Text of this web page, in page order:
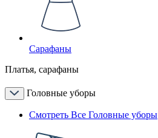
Сарафаны
Платья, сарафаны
Головные уборы
Смотреть Все Головные уборы